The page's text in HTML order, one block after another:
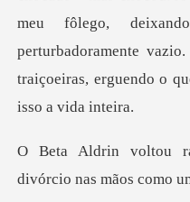
meu fôlego,
perturbadoramente
divórcio nas mã